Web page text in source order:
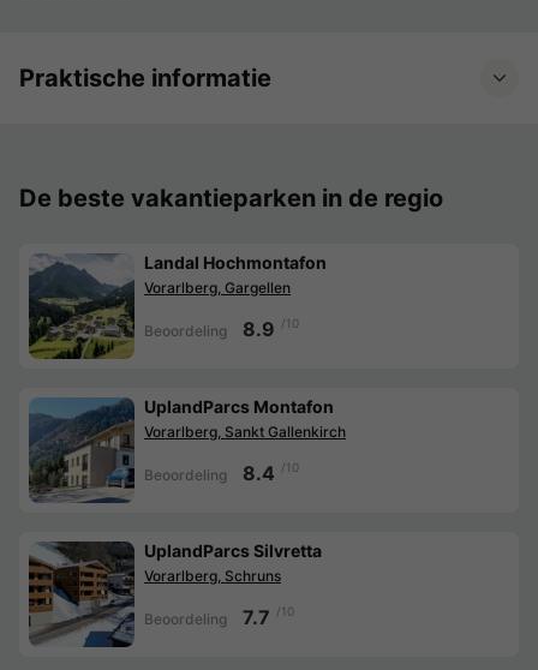
Praktische informatie
De beste vakantieparken in de regio
Landal Hochmontafon
Vorarlberg, Gargellen
Beoordeling 8.9 /10
UplandParcs Montafon
Vorarlberg, Sankt Gallenkirch
Beoordeling 8.4 /10
UplandParcs Silvretta
Vorarlberg, Schruns
Beoordeling 7.7 /10